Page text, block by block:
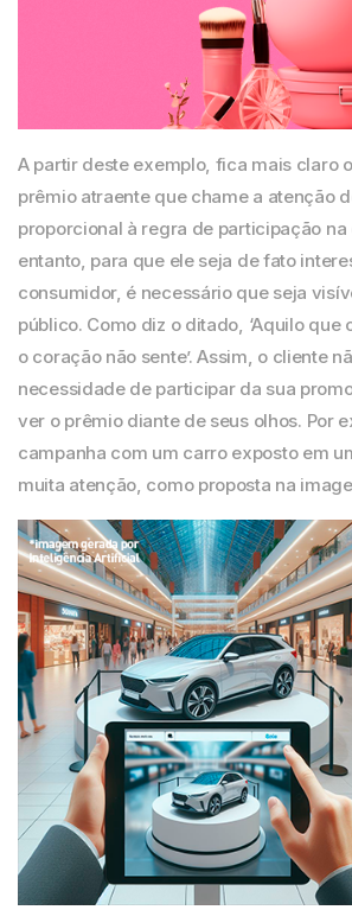
A partir deste exemplo, fica mais claro
prêmio atraente que chame a atenção
proporcional à regra de participação na
entanto, para que ele seja de fato
consumidor, é necessário que seja
público. Como diz o ditado, ‘Aquilo que
o coração não sente’. Assim, o cliente
necessidade de participar da sua
ver o prêmio diante de seus olhos. Por
campanha com um carro exposto em
muita atenção, como proposta na